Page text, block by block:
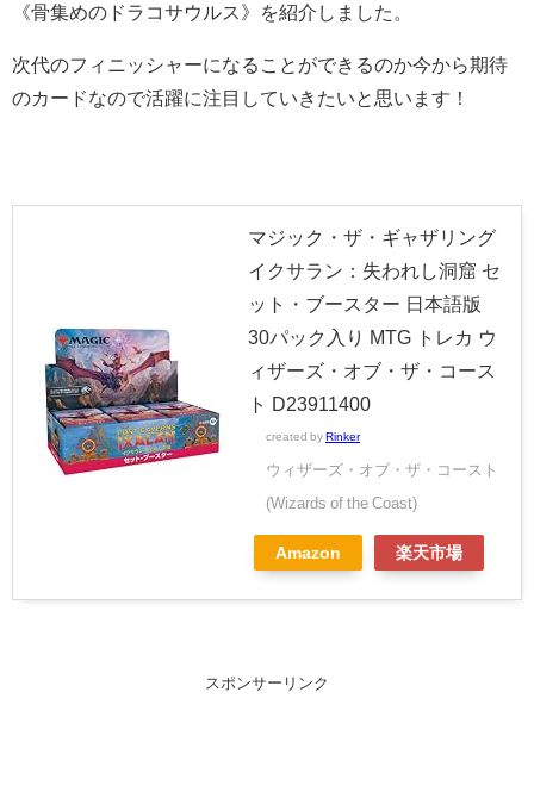
《骨集めのドラコサウルス》を紹介しました。
次代のフィニッシャーになることができるのか今から期待
のカードなので活躍に注目していきたいと思います！
マジック・ザ・ギャザリング
イクサラン：失われし洞窟 セ
ット・ブースター 日本語版
30パック入り MTG トレカ ウ
ィザーズ・オブ・ザ・コース
ト D23911400
created by Rinker
ウィザーズ・オブ・ザ・コースト
(Wizards of the Coast)
Amazon 楽天市場
スポンサーリンク